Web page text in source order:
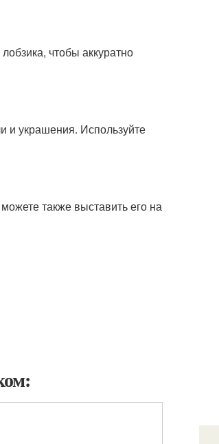
чтобы аккуратно
и украшения. Используйте
также выставить его на